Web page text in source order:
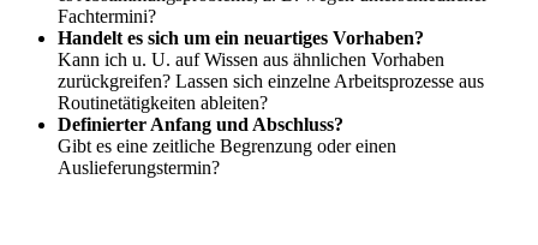
Fachtermini?
Handelt es sich um ein neuartiges Vorhaben?
Kann ich u. U. auf Wissen aus ähnlichen Vorhaben
zurückgreifen? Lassen sich einzelne Arbeitsprozesse aus
Routinetätigkeiten ableiten?
Definierter Anfang und Abschluss?
Gibt es eine zeitliche Begrenzung oder einen
Auslieferungstermin?